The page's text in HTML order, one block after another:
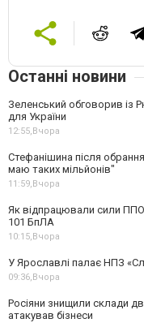
Останні новини
Зеленський обговорив із
для України
12:55,Вчора
Стефанішина після
маю таких мільйонів"
11:59,Вчора
Як відпрацювали сили ППО
101 БпЛА
10:15,Вчора
У Ярославлі палає НПЗ
09:36,Вчора
Росіяни знищили склади
атакував бізнеси